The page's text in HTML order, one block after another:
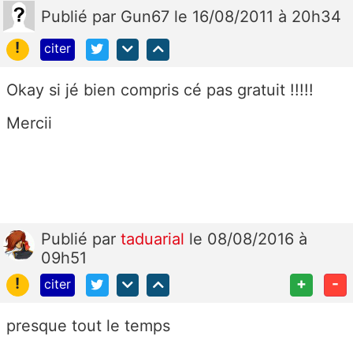
Publié par Gun67 le 16/08/2011 à 20h34
!
citer
Okay si jé bien compris cé pas gratuit !!!!!
Mercii
Publié par taduarial le 08/08/2016 à
09h51
!
citer + -
presque tout le temps